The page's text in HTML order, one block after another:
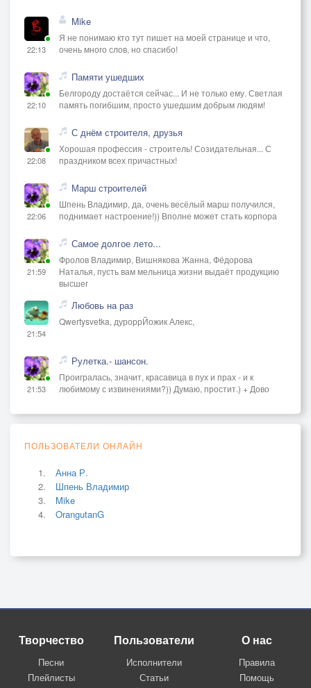
22:13
Mike
Я не понимаю кто тут пишет на моей странице и что,
очень много слов, но спасибо!
22:10
Памяти ушедших
Белгороду достаётся сейчас... И не только ему. Светлая
память погибшим, просто ушедшим добрым людям!
22:08
С днём строителя, друзья
Хорошая профессия - строитель! Созидательная... С
праздником всех причастных!
22:06
Марш строителей
Шпень Владимир, да, очень весёлый марш получился,
поднимает настроение!)) Вполне может стать корпора
21:59
Самое долгое лето...
Фролов Владимир, Вишнякова Жанна, Фёдорова
Наталья, пусть вам мельница жизни выдаёт продукцию
высшег
21:54
Любовь на раз
Qwertysvetka, дуроррЙожик Алекс,
21:53
Рулетка.- шансон.
Проигралась, значит, красавица в пух и прах - и к
любимому с извинениями?)) Думаю, простит.) + Дово
ПОЛЬЗОВАТЕЛИ ОНЛАЙН
Анна Р.
Шпень Владимир
Mike
OrangutanG
Творчество
Песни
Плейлисты
Пользователи
Исполнители
Статьи
О нас
Правила
Помощь